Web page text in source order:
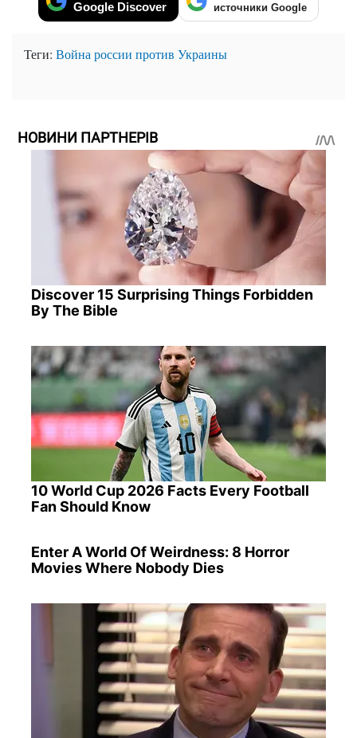
Google Discover источники Google
Теги: Война россии против Украины
НОВИНИ ПАРТНЕРІВ
Discover 15 Surprising Things Forbidden
By The Bible
10 World Cup 2026 Facts Every Football
Fan Should Know
Enter A World Of Weirdness: 8 Horror
Movies Where Nobody Dies